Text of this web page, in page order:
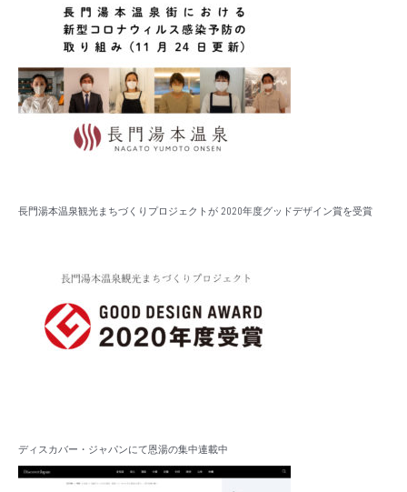
長門湯本温泉観光まちづくりプロジェクトが 2020年度グッドデザイン賞を受賞
ディスカバー・ジャパンにて恩湯の集中連載中